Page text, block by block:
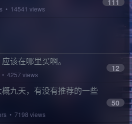
• 14541 views
111
该在哪里买啊。
4257 views
12
九天，有没有推荐的一些
• 7198 views
50